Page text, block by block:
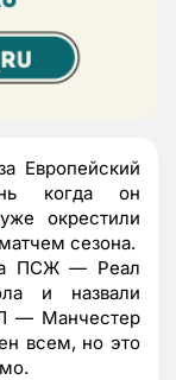
Европейский
когда он
окрестили
сезона.
ПСЖ — Реал
и назвали
— Манчестер
всем, но это